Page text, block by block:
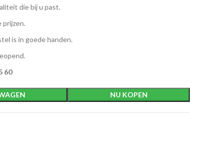
die bij u past.
prijzen.
is in goede handen.
60
NU KOPEN